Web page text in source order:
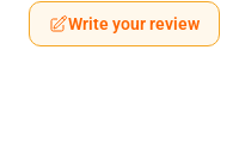
Write your review